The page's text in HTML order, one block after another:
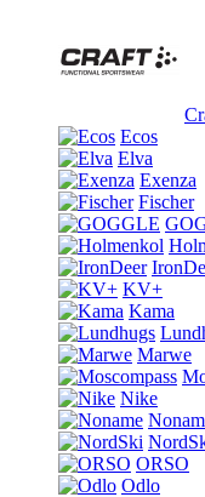
Ecos
Elva
Exenza
Fischer
KV+
Kama
Marwe
Nike
ORSO
Odlo